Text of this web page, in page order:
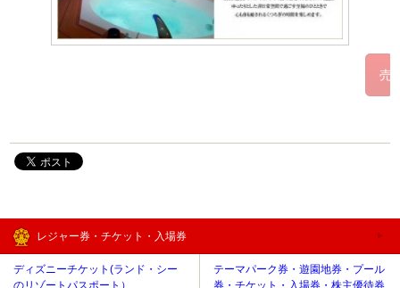
レジャー券・チケット・入場券
ディズニーチケット(ランド・シー
テーマパーク券・遊園地券・プール